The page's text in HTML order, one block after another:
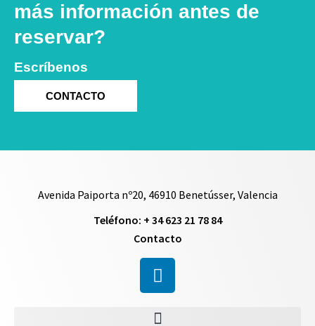
más información antes de
reservar?
Escríbenos
CONTACTO
Avenida Paiporta nº20, 46910 Benetússer, Valencia
Teléfono: + 34 623 21 78 84
Contacto